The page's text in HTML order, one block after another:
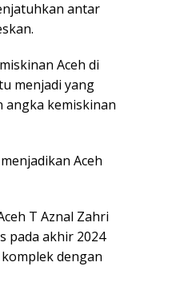
antar
Aceh di
menjadi yang
angka kemiskinan
Aceh
T Aznal Zahri
pada akhir 2024
dengan